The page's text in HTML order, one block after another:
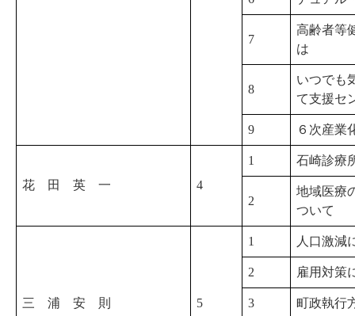
7
高齢者等
は
8
いつでも
て支援セ
9 ６次産業
花 田 英 一 4
1 石崎診療
2
地域医療
ついて
三 浦 安 則 5
1 人口激減
2 雇用対策
3 町政執行